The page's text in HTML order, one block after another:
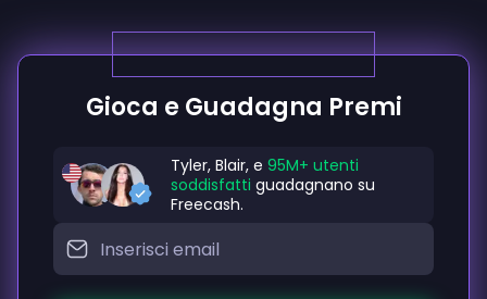
Gioca e Guadagna Premi
Tyler, Blair, e 95M+ utenti
soddisfatti guadagnano su
Freecash.